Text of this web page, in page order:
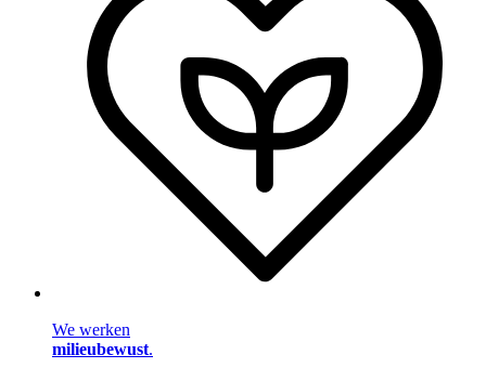
We werken
milieubewust.